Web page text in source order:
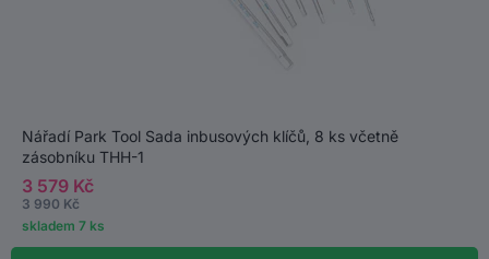
Nářadí Park Tool Sada inbusových klíčů, 8 ks včetně
zásobníku THH-1
3 579 Kč
3 990 Kč
skladem 7 ks